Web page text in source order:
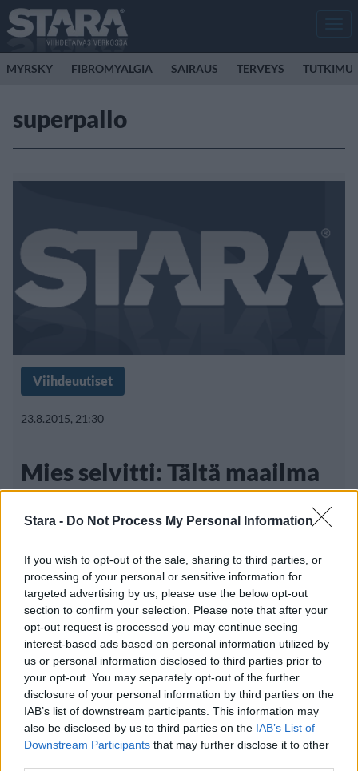
Stara - Do Not Process My Personal Information
If you wish to opt-out of the sale, sharing to third parties, or
processing of your personal or sensitive information for
targeted advertising by us, please use the below opt-out
section to confirm your selection. Please note that after your
opt-out request is processed you may continue seeing
interest-based ads based on personal information utilized by
us or personal information disclosed to third parties prior to
your opt-out. You may separately opt-out of the further
disclosure of your personal information by third parties on the
IAB’s list of downstream participants. This information may
also be disclosed by us to third parties on the IAB’s List of
Downstream Participants that may further disclose it to other
MYRSKY FIBROMYALGIA SAIRAUS TERVEYS
superpallo
Viihdeuutiset
23.8.2015, 21:30
Mies selvitti: Tältä maailma
näyttäisi superpallon silmin
Monet muistavat varmasti lapsuudestaan
superpallot, jotka tarjosivat tuntikausiksi
hupia halvalla
Info Yhteistyössä